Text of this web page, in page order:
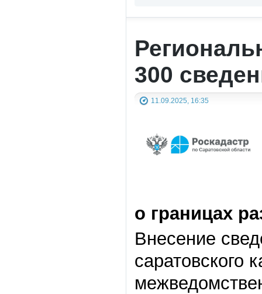
300
11.09.2025, 16:35
о границах
Внесение
саратовского